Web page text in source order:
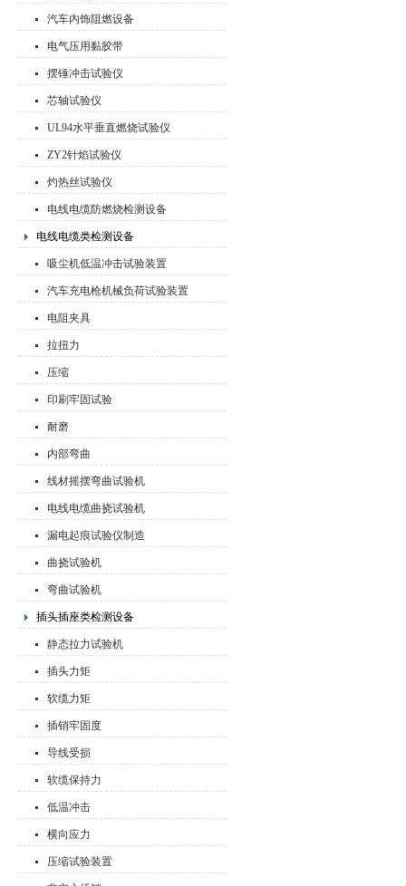
汽车内饰阻燃设备
电气压用黏胶带
摆锤冲击试验仪
芯轴试验仪
UL94水平垂直燃烧试验仪
ZY2针焰试验仪
灼热丝试验仪
电线电缆防燃烧检测设备
电线电缆类检测设备
吸尘机低温冲击试验装置
汽车充电枪机械负荷试验装置
电阻夹具
拉扭力
压缩
印刷牢固试验
耐磨
内部弯曲
线材摇摆弯曲试验机
电线电缆曲挠试验机
漏电起痕试验仪制造
曲挠试验机
弯曲试验机
插头插座类检测设备
静态拉力试验机
插头力矩
软缆力矩
插销牢固度
导线受损
软缆保持力
低温冲击
横向应力
压缩试验装置